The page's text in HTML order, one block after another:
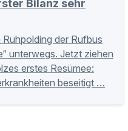
Bilanz sehr
der Rufbus
unterwegs. Jetzt ziehen
erstes Resümee:
beseitigt …